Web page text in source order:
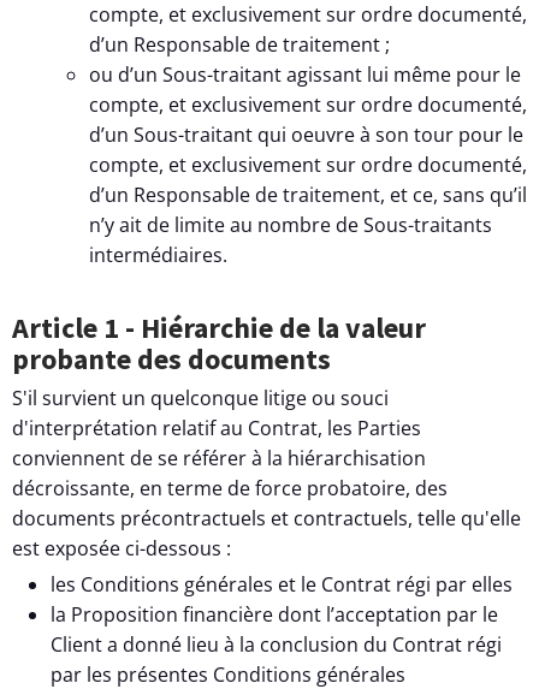
compte, et exclusivement sur ordre documenté,
d’un Responsable de traitement ;
ou d’un Sous-traitant agissant lui même pour le
compte, et exclusivement sur ordre documenté,
d’un Sous-traitant qui oeuvre à son tour pour le
compte, et exclusivement sur ordre documenté,
d’un Responsable de traitement, et ce, sans qu’il
n’y ait de limite au nombre de Sous-traitants
intermédiaires.
Article 1 - Hiérarchie de la valeur
probante des documents
S'il survient un quelconque litige ou souci
d'interprétation relatif au Contrat, les Parties
conviennent de se référer à la hiérarchisation
décroissante, en terme de force probatoire, des
documents précontractuels et contractuels, telle qu'elle
est exposée ci-dessous :
les Conditions générales et le Contrat régi par elles
la Proposition financière dont l’acceptation par le
Client a donné lieu à la conclusion du Contrat régi
par les présentes Conditions générales